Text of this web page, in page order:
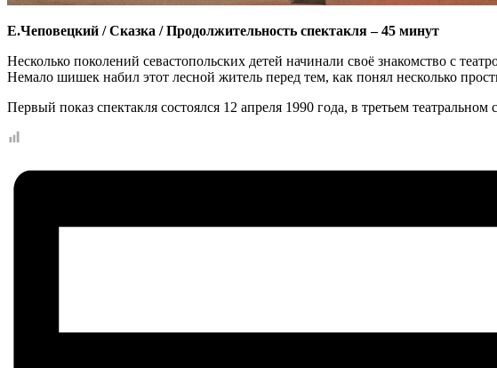
Е.Чеповецкий / Сказка / Продолжительность спектакля – 45 минут
Несколько поколений севастопольских детей начинали своё знакомство с
Немало шишек набил этот лесной житель перед тем, как понял несколько
Первый показ спектакля состоялся 12 апреля 1990 года, в третьем